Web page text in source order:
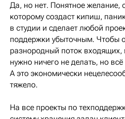
Да, но нет. Понятное желание,
которому создаст кипиш,
в студии и сделает любой
поддержки убыточным. Чтобы
разнородный поток входящих,
нужно ничего не делать, но
А это экономически
тяжело.
На все проекты по